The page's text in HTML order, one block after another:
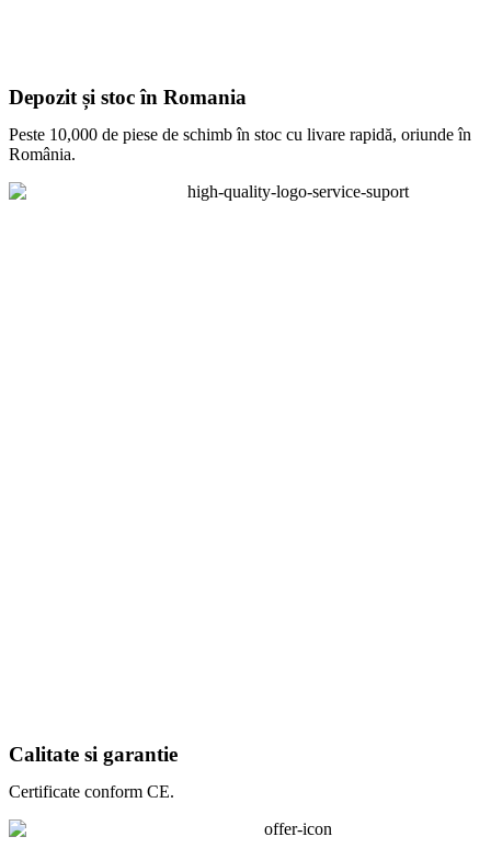
Depozit și stoc în Romania
Peste 10,000 de piese de schimb în stoc cu livare rapidă, oriunde în
România.
Calitate si garantie
Certificate conform CE.